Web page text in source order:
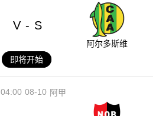
V - S
阿尔多斯维
即将开始
08-10
04:00 阿甲